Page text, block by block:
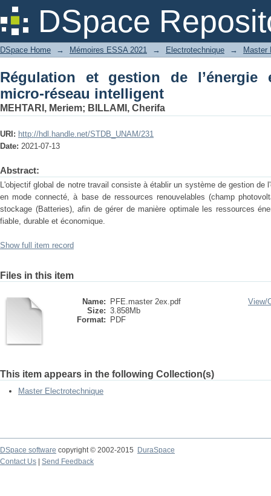
DSpace
Régulation et gestion de l’énergie
DSpace Home → Mémoires ESSA 2021 → Electrotechnique → Master
Régulation et gestion de l’énergie
micro-réseau intelligent
MEHTARI, Meriem; BILLAMI, Cherifa
URI: http://hdl.handle.net/STDB_UNAM/231
Date: 2021-07-13
Abstract:
L'objectif global de notre travail consiste à établir un système de gestion de
en mode connecté, à base de ressources renouvelables (champ
stockage (Batteries), afin de gérer de manière optimale les ressources
fiable, durable et économique.
Show full item record
Files in this item
Name:
PFE.master 2ex.pdf
Size: 3.858Mb
Format:
PDF
View/
This item appears in the following Collection(s)
Master Electrotechnique
DSpace software copyright © 2002-2015
DuraSpace
Contact Us
Send Feedback